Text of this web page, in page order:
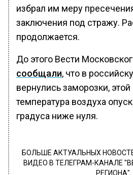
избрал им меру
заключения под стражу.
продолжается.
До этого Вести
сообщали, что в
вернулись заморозки,
температура воздуха
градуса ниже нуля.
БОЛЬШЕ АКТУАЛЬНЫХ
ВИДЕО В ТЕЛЕГРАМ-КАНАЛЕ
РЕГИОНА".